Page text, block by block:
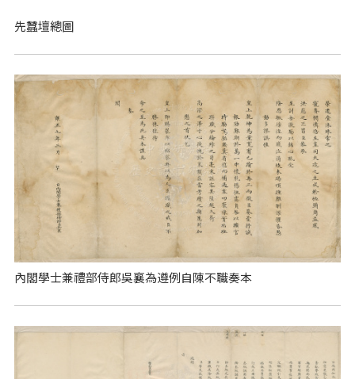
先蠶壇總圖
內閣學士兼禮部侍郎吳襄為遵例自陳不職奏本